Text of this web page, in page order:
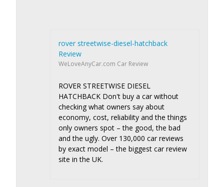
rover streetwise-diesel-hatchback
Review
WeLoveAnyCar.com Car Review
ROVER STREETWISE DIESEL
HATCHBACK Don't buy a car without
checking what owners say about
economy, cost, reliability and the things
only owners spot – the good, the bad
and the ugly. Over 130,000 car reviews
by exact model – the biggest car review
site in the UK.